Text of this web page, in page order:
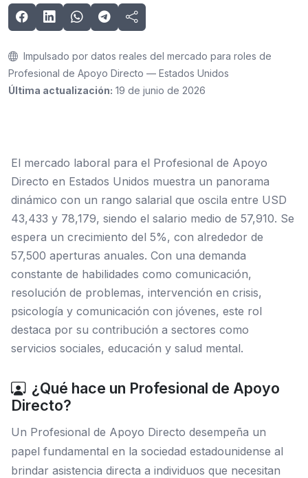
Impulsado por datos reales del mercado para roles de
Profesional de Apoyo Directo — Estados Unidos
Última actualización: 19 de junio de 2026
El mercado laboral para el Profesional de Apoyo
Directo en Estados Unidos muestra un panorama
dinámico con un rango salarial que oscila entre USD
43,433 y 78,179, siendo el salario medio de 57,910. Se
espera un crecimiento del 5%, con alrededor de
57,500 aperturas anuales. Con una demanda
constante de habilidades como comunicación,
resolución de problemas, intervención en crisis,
psicología y comunicación con jóvenes, este rol
destaca por su contribución a sectores como
servicios sociales, educación y salud mental.
¿Qué hace un Profesional de Apoyo
Directo?
Un Profesional de Apoyo Directo desempeña un
papel fundamental en la sociedad estadounidense al
brindar asistencia directa a individuos que necesitan